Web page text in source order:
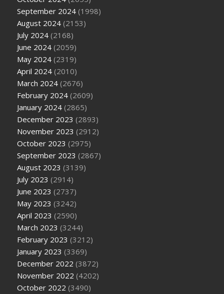
September 2024 (1998)
August 2024 (2153)
July 2024 (2168)
June 2024 (2059)
May 2024 (2319)
April 2024 (2010)
March 2024 (2676)
February 2024 (2609)
January 2024 (2865)
December 2023 (2893)
November 2023 (2912)
October 2023 (2975)
September 2023 (2867)
August 2023 (3139)
July 2023 (2914)
June 2023 (2737)
May 2023 (3242)
April 2023 (2590)
March 2023 (3244)
February 2023 (3212)
January 2023 (3369)
December 2022 (3872)
November 2022 (4202)
October 2022 (3490)